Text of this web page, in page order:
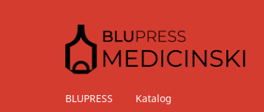
BLUPRESS Katalog